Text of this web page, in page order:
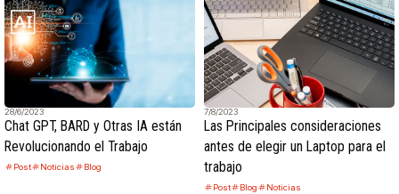
28/6/2023
Chat GPT, BARD y Otras IA están
Revolucionando el Trabajo
Post Noticias Blog
7/8/2023
Las Principales consideraciones
antes de elegir un Laptop para el
trabajo
Post Blog Noticias